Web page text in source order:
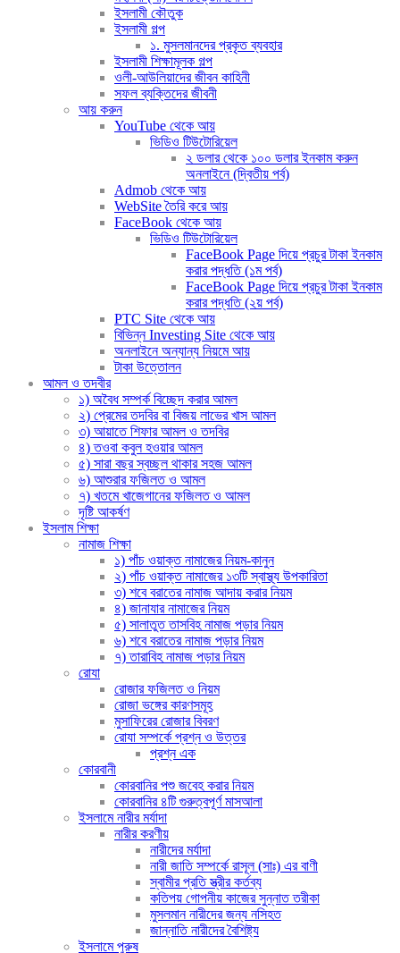
ইসলামী কৌতুক
ইসলামী গল্প
১. মুসলমানদের প্রকৃত ব্যবহার
ইসলামী শিক্ষামূলক গল্প
ওলী-আউলিয়াদের জীবন কাহিনী
সফল ব্যক্তিদের জীবনী
আয় করুন
YouTube থেকে আয়
ভিডিও টিউটোরিয়েল
২ ডলার থেকে ১০০ ডলার ইনকাম করুন
অনলাইনে (দ্বিতীয় পর্ব)
Admob থেকে আয়
WebSite তৈরি করে আয়
FaceBook থেকে আয়
ভিডিও টিউটোরিয়েল
FaceBook Page দিয়ে প্রচুর টাকা ইনকাম
করার পদ্ধতি (১ম পর্ব)
FaceBook Page দিয়ে প্রচুর টাকা ইনকাম
করার পদ্ধতি (২য় পর্ব)
PTC Site থেকে আয়
বিভিন্ন Investing Site থেকে আয়
অনলাইনে অন্যান্য নিয়মে আয়
টাকা উত্তোলন
আমল ও তদবীর
১) অবৈধ সম্পর্ক বিচ্ছেদ করার আমল
২) প্রেমের তদবির বা বিজয় লাভের খাস আমল
৩) আয়াতে শিফার আমল ও তদবির
৪) তওবা কবুল হওয়ার আমল
৫) সারা বছর স্বচ্ছল থাকার সহজ আমল
৬) আশুরার ফজিলত ও আমল
৭) খতমে খাজেগানের ফজিলত ও আমল
দৃষ্টি আকর্ষণ
ইসলাম শিক্ষা
নামাজ শিক্ষা
১) পাঁচ ওয়াক্ত নামাজের নিয়ম-কানুন
২) পাঁচ ওয়াক্ত নামাজের ১৩টি স্বাস্থ্য উপকারিতা
৩) শবে বরাতের নামাজ আদায় করার নিয়ম
৪) জানাযার নামাজের নিয়ম
৫) সালাতুত তাসবিহ নামাজ পড়ার নিয়ম
৬) শবে বরাতের নামাজ পড়ার নিয়ম
৭) তারাবিহ নামাজ পড়ার নিয়ম
রোযা
রোজার ফজিলত ও নিয়ম
রোজা ভঙ্গের কারণসমূহ
মুসাফিরের রোজার বিবরণ
রোযা সম্পর্কে প্রশ্ন ও উত্তর
প্রশ্ন এক
কোরবানী
কোরবানির পশু জবেহ করার নিয়ম
কোরবানির ৪টি গুরুত্বপূর্ণ মাসআলা
ইসলামে নারীর মর্যাদা
নারীর করণীয়
নারীদের মর্যাদা
নারী জাতি সম্পর্কে রাসূল (সাঃ) এর বাণী
স্বামীর প্রতি স্ত্রীর কর্তব্য
কতিপয় গোপনীয় কাজের সুন্নাত তরীকা
মুসলমান নারীদের জন্য নসিহত
জান্নাতি নারীদের বৈশিষ্ট্য
ইসলামে পুরুষ